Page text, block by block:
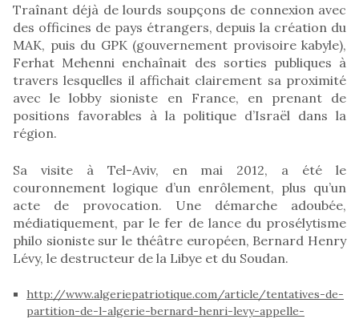
Traînant déjà de lourds soupçons de connexion avec
des officines de pays étrangers, depuis la création du
MAK, puis du GPK (gouvernement provisoire kabyle),
Ferhat Mehenni enchaînait des sorties publiques à
travers lesquelles il affichait clairement sa proximité
avec le lobby sioniste en France, en prenant de
positions favorables à la politique d’Israël dans la
région.
Sa visite à Tel-Aviv, en mai 2012, a été le
couronnement logique d’un enrôlement, plus qu’un
acte de provocation. Une démarche adoubée,
médiatiquement, par le fer de lance du prosélytisme
philo sioniste sur le théâtre européen, Bernard Henry
Lévy, le destructeur de la Libye et du Soudan.
http://www.algeriepatriotique.com/article/tentatives-de-
partition-de-l-algerie-bernard-henri-levy-appelle-